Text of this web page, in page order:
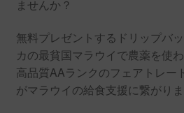
ませんか？
無料プレゼントするドリップバ
カの最貧国マラウイで農薬を使
高品質AAランクのフェアトレー
がマラウイの給食支援に繋がりま